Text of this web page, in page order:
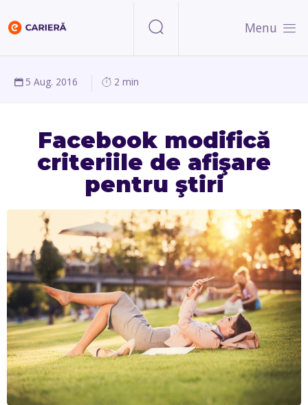
Menu
5 Aug. 2016 2 min
Facebook modifică
criteriile de afişare
pentru ştiri